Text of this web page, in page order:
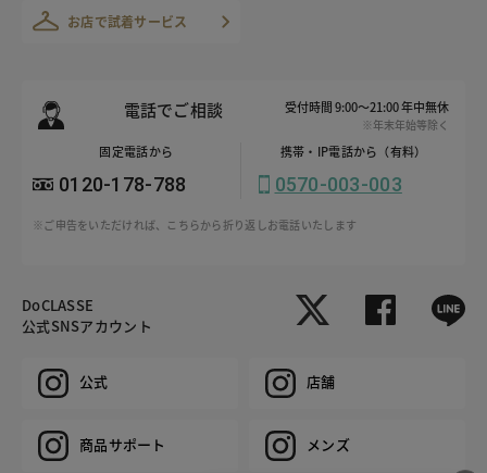
お店で試着サービス
電話でご相談 受付時間 9:00～21:00 年中無休
※年末年始等除く
固定電話から
0120-178-788
携帯・IP電話から（有料）
0570-003-003
※ご申告をいただければ、こちらから折り返しお電話いたします
DoCLASSE
公式SNSアカウント
公式 店舗
商品サポート メンズ